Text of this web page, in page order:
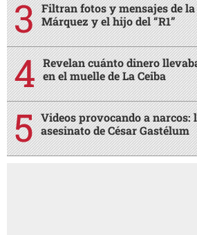
Filtran fotos y mensajes de
Márquez y el hijo del “R1”
Revelan cuánto dinero
en el muelle de La Ceiba
Videos provocando a narcos:
asesinato de César Gastélum